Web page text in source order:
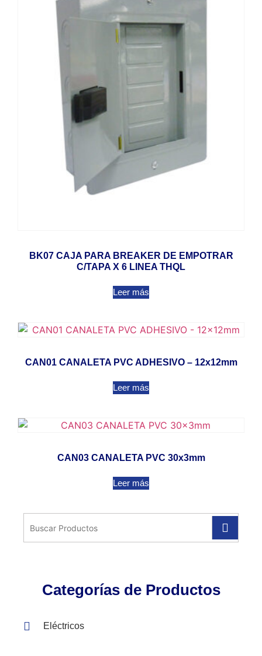
BK07 CAJA PARA BREAKER DE EMPOTRAR
C/TAPA X 6 LINEA THQL
Leer más
CAN01 CANALETA PVC ADHESIVO – 12x12mm
Leer más
CAN03 CANALETA PVC 30x3mm
Leer más
Categorías de Productos
Eléctricos